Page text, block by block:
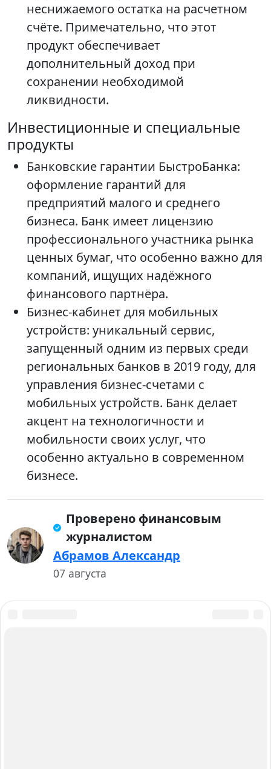
неснижаемого остатка на расчетном
счёте. Примечательно, что этот
продукт обеспечивает
дополнительный доход при
сохранении необходимой
ликвидности.
Инвестиционные и специальные
продукты
Банковские гарантии БыстроБанка:
оформление гарантий для
предприятий малого и среднего
бизнеса. Банк имеет лицензию
профессионального участника рынка
ценных бумаг, что особенно важно для
компаний, ищущих надёжного
финансового партнёра.
Бизнес-кабинет для мобильных
устройств: уникальный сервис,
запущенный одним из первых среди
региональных банков в 2019 году, для
управления бизнес-счетами с
мобильных устройств. Банк делает
акцент на технологичности и
мобильности своих услуг, что
особенно актуально в современном
бизнесе.
Проверено финансовым
журналистом
Абрамов Александр
07 августа